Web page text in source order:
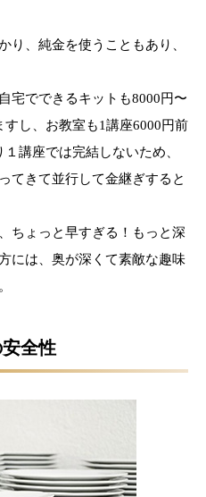
り、純金を使うこともあり、
宅でできるキットも8000円〜
し、お教室も1講座6000円前
講座では完結しないため、
てきて並行して金継ぎすると
ちょっと早すぎる！もっと深
には、奥が深くて素敵な趣味
全性